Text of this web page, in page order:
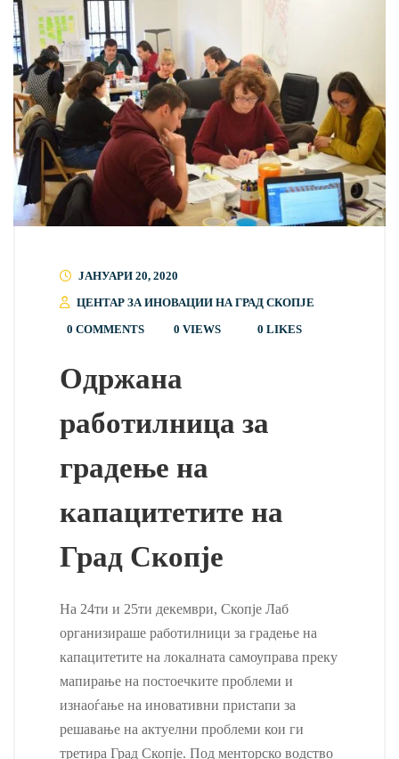
ЈАНУАРИ 20, 2020
ЦЕНТАР ЗА ИНОВАЦИИ НА ГРАД СКОПЈЕ
0 COMMENTS
0 VIEWS 0 LIKES
Одржана
работилница за
градење на
капацитетите на
Град Скопје
На 24ти и 25ти декември, Скопје Лаб
организираше работилници за градење на
капацитетите на локалната самоуправа преку
мапирање на постоечките проблеми и
изнаоѓање на иновативни пристапи за
решавање на актуелни проблеми кои ги
третира Град Скопје. Под менторско водство